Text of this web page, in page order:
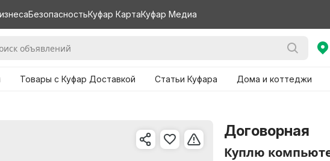
БезопасностьКуфар КартаКуфар Медиа
Товары с Куфар Доставкой Статьи Куфара Дома и коттеджи
Договорная
Куплю